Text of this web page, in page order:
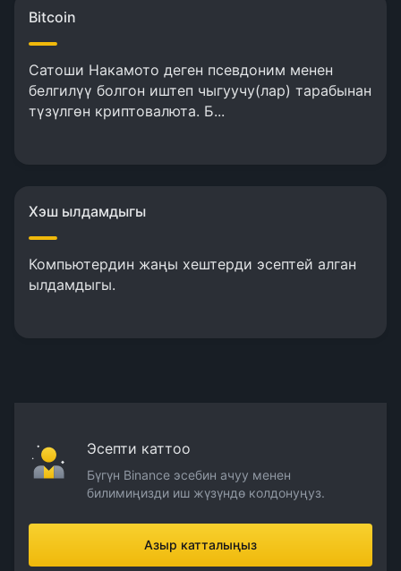
Bitcoin
Сатоши Накамото деген псевдоним менен
белгилүү болгон иштеп чыгуучу(лар) тарабынан
түзүлгөн криптовалюта. Б...
Хэш ылдамдыгы
Компьютердин жаңы хештерди эсептей алган
ылдамдыгы.
Эсепти каттоо
Бүгүн Binance эсебин ачуу менен
билимиңизди иш жүзүндө колдонуңуз.
Азыр катталыңыз